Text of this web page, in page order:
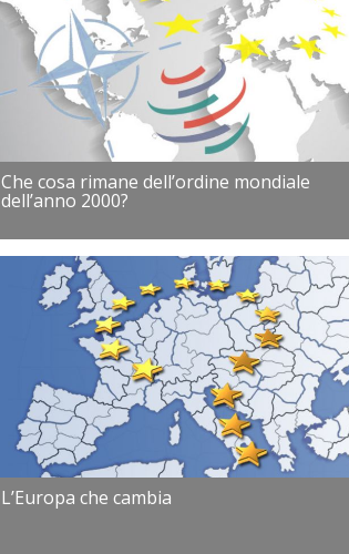
Che cosa rimane dell’ordine mondiale
dell’anno 2000?
L’Europa che cambia